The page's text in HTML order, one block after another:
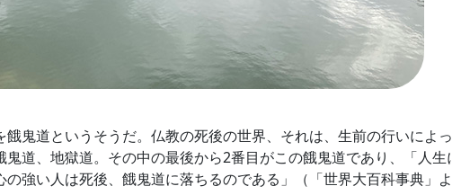
鬼道というそうだ。仏教の死後の世界、それは、生前の行いによ
道、地獄道。その中の最後から2番目がこの餓鬼道であり、「人
強い人は死後、餓鬼道に落ちるのである」（「世界大百科事典」よ